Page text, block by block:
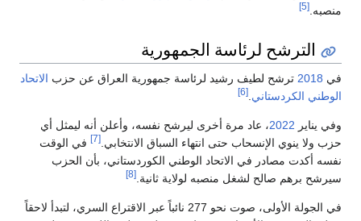
منصبه. [5]
الترشح لرئاسة الجمهورية
في 2018 ترشح لطيف رشيد لرئاسة جمهورية العراق عن حزب الاتحاد
الوطني الكردستاني.
[6]
وفي يناير 2022، عاد مرة أخرى ليرشح نفسه، وأعلن أنه ليمثل أي
حزب ولا ينوي الإنسحاب حتى انتهاء السباق الانتخابي.[7]
في الوقت
نفسه أكدت مصادر في الاتحاد الوطني الكوردستاني، بأن الحزب
سيرشح برهم صالح لشغل منصبه لولاية ثانية.[8]
في الجولة الأولى، صوت نحو 277 نائباً عبر الاقتراع السري، لتبدأ لاحقاً